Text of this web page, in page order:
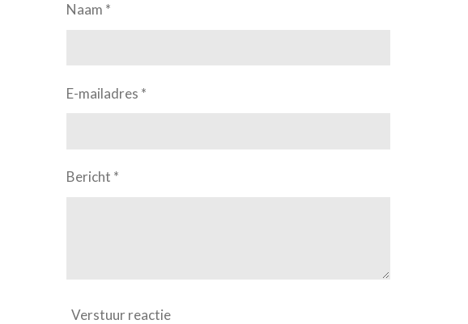
Naam *
E-mailadres *
Bericht *
Verstuur reactie